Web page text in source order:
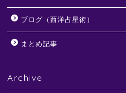
ブログ（西洋占星術）
まとめ記事
Archive